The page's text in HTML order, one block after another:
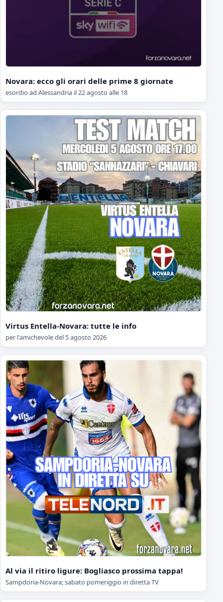
Novara: ecco gli orari delle prime 8 giornate
esordio ad Alessandria il 22 agosto alle 18
Virtus Entella-Novara: tutte le info
per l'amichevole del 5 agosto 2026
Al via il ritiro ligure: Bogliasco prossima tappa!
Sampdoria-Novara; sabato pomeriggio in diretta TV